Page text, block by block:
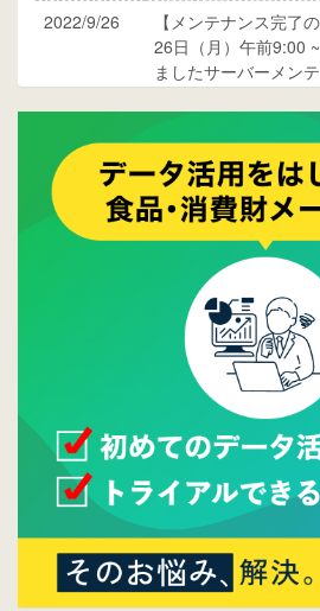
2022/9/26
【メンテナンス完了
26日（月）午前9:00
ましたサーバーメン
ご覧ください。
2015/10/19
ウレコンのサイト機
プ。詳細はこちら。⇒
2015/09/28
ウレコンが機能拡充
しました。⇒
ウレコ
Facebookページを開
ら。
ウレコンサイトリリ